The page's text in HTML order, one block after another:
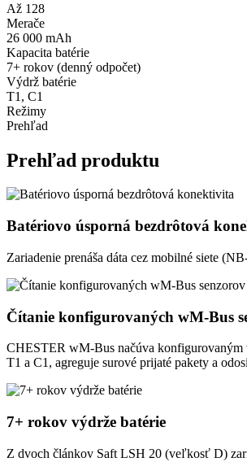
Až 128
Merače
26 000 mAh
Kapacita batérie
7+ rokov (denný odpočet)
Výdrž batérie
T1, C1
Režimy
Prehľad
Prehľad produktu
Batériovo úsporná bezdrôtová
Zariadenie prenáša dáta cez mobilné siete
Čítanie konfigurovaných wM-Bus
CHESTER wM-Bus načúva konfigurovaným
T1 a C1, agreguje surové prijaté pakety a
7+ rokov výdrže batérie
Z dvoch článkov Saft LSH 20 (veľkosť D)